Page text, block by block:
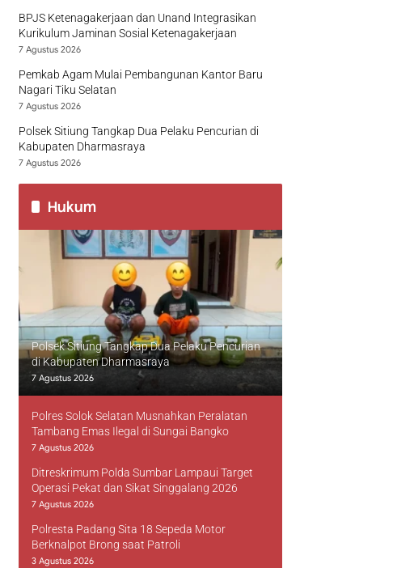
BPJS Ketenagakerjaan dan Unand Integrasikan
Kurikulum Jaminan Sosial Ketenagakerjaan
7 Agustus 2026
Pemkab Agam Mulai Pembangunan Kantor Baru
Nagari Tiku Selatan
7 Agustus 2026
Polsek Sitiung Tangkap Dua Pelaku Pencurian di
Kabupaten Dharmasraya
7 Agustus 2026
Hukum
Polsek Sitiung Tangkap Dua Pelaku Pencurian
di Kabupaten Dharmasraya
7 Agustus 2026
Polres Solok Selatan Musnahkan Peralatan
Tambang Emas Ilegal di Sungai Bangko
7 Agustus 2026
Ditreskrimum Polda Sumbar Lampaui Target
Operasi Pekat dan Sikat Singgalang 2026
7 Agustus 2026
Polresta Padang Sita 18 Sepeda Motor
Berknalpot Brong saat Patroli
3 Agustus 2026